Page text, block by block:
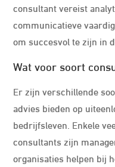
consultant vereist
communicatieve
om succesvol te zijn in
Wat voor soort
Er zijn verschillende
advies bieden op
bedrijfsleven. Enkele
consultants zijn
organisaties helpen bij